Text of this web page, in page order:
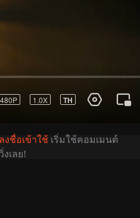
480P
ลงชื่อเข้าใช้ เริ่มใช้คอมเมนต์
งเลย!